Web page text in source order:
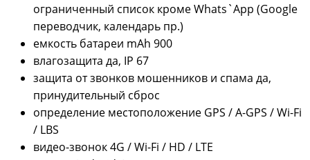
ограниченный список кроме Whats`App (Google
переводчик, календарь пр.)
емкость батареи mAh 900
влагозащита да, IP 67
защита от звонков мошенников и спама да,
принудительный сброс
определение местоположение GPS / A-GPS / Wi-Fi
/ LBS
видео-звонок4G / Wi-Fi / HD / LTE